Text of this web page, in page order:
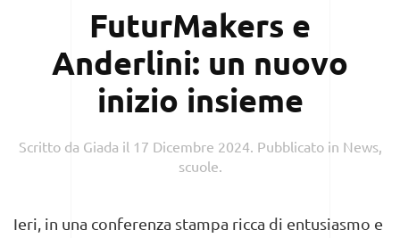
FuturMakers e
Anderlini: un nuovo
inizio insieme
Scritto da Giada il 17 Dicembre 2024. Pubblicato in News,
scuole.
Ieri, in una conferenza stampa ricca di entusiasmo e